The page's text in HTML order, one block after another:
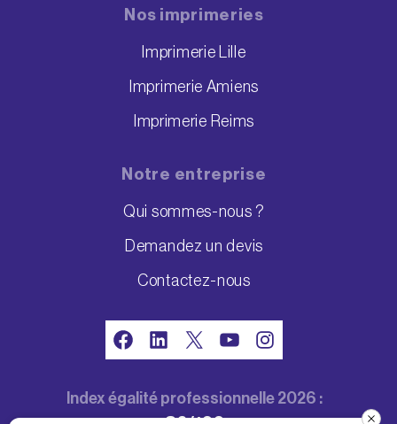
Nos imprimeries
Imprimerie Lille
Imprimerie Amiens
Imprimerie Reims
Notre entreprise
Qui sommes-nous ?
Demandez un devis
Contactez-nous
FacebookLinkedIn YouTubeInstagram
Index égalité professionnelle 2026 :